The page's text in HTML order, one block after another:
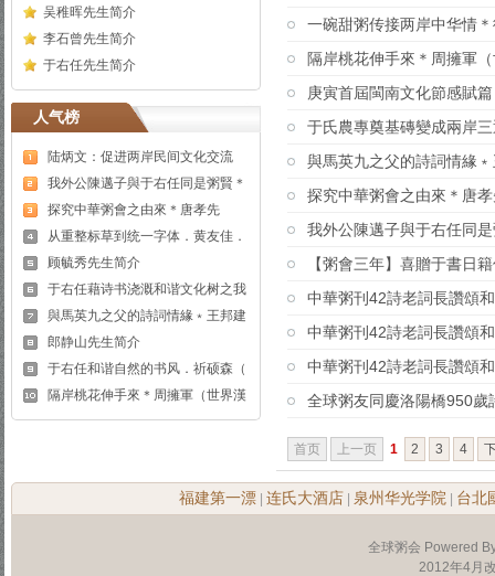
吴稚晖先生简介
李石曾先生简介
于右任先生简介
人气榜
陆炳文：促进两岸民间文化交流
我外公陳邁子與于右任同是粥賢＊
探究中華粥會之由來＊唐孝先
从重整标草到统一字体．黄友佳．
顾毓秀先生简介
于右任藉诗书浇溉和谐文化树之我
與馬英九之父的詩詞情緣﹡王邦建
郎静山先生简介
于右任和谐自然的书风．祈硕森（
隔岸桃花伸手來＊周擁軍（世界漢
一碗甜粥传接两岸中华情
隔岸桃花伸手來＊周擁軍
庚寅首屆閩南文化節感賦篇
于氏農專奠基磚變成兩岸
與馬英九之父的詩詞情緣
探究中華粥會之由來＊唐
我外公陳邁子與于右任同
【粥會三年】喜贈于書日
中華粥刊42詩老詞長讚頌
中華粥刊42詩老詞長讚頌
中華粥刊42詩老詞長讚頌
全球粥友同慶洛陽橋950歲
首页 上一页 1 2 3 4
福建第一漂 连氏大酒店 泉州华光学院 台北
全球粥会 Powered
2012年4月